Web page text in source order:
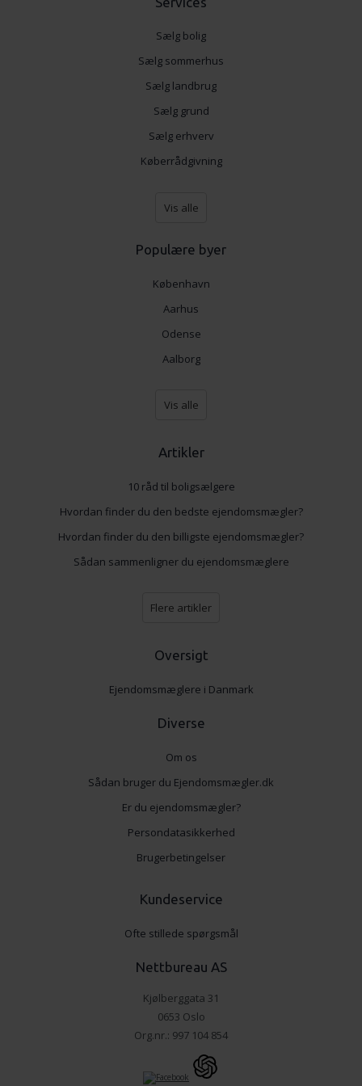
Sælg bolig
Sælg sommerhus
Sælg landbrug
Sælg grund
Sælg erhverv
Køberrådgivning
Vis alle
Populære byer
København
Aarhus
Odense
Aalborg
Vis alle
Artikler
10 råd til boligsælgere
Hvordan finder du den bedste ejendomsmægler?
Hvordan finder du den billigste ejendomsmægler?
Sådan sammenligner du ejendomsmæglere
Flere artikler
Oversigt
Ejendomsmæglere i Danmark
Diverse
Om os
Sådan bruger du Ejendomsmægler.dk
Er du ejendomsmægler?
Persondatasikkerhed
Brugerbetingelser
Kundeservice
Ofte stillede spørgsmål
Nettbureau AS
Kjølberggata 31
0653 Oslo
Org.nr.: 997 104 854